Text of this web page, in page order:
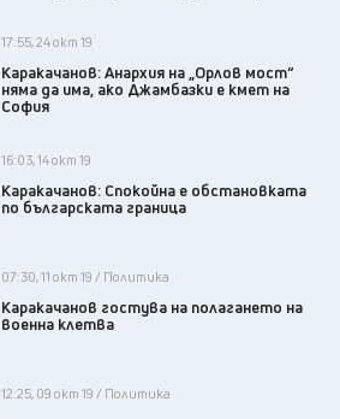
17:55, 24 окт 19
Каракачанов: Анархия на „Орлов мост“
няма да има, ако Джамбазки е кмет на
София
16:03, 14 окт 19
Каракачанов: Спокойна е обстановката
по българската граница
07:30, 11 окт 19 / Политика
Каракачанов гостува на полагането на
военна клетва
12:25, 09 окт 19 / Политика